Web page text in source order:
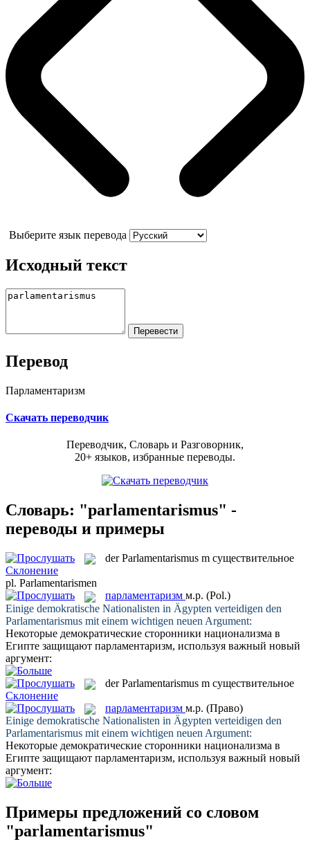
Выберите язык перевода
Исходный текст
Перевод
Парламентаризм
Скачать переводчик
Переводчик, Словарь и Разговорник,
20+ языков, избранные переводы.
Словарь: "parlamentarismus" -
переводы и примеры
derParlamentarismus m существительное
Склонение
pl. Parlamentarismen
парламентаризм м.р. (Pol.)
Einige demokratische Nationalisten in Ägypten verteidigen den
Parlamentarismus mit einem wichtigen neuen Argument:
Некоторые демократические сторонники национализма в
Египте защищают парламентаризм, используя важный новый
аргумент:
derParlamentarismus m существительное
Склонение
парламентаризм м.р. (Право)
Einige demokratische Nationalisten in Ägypten verteidigen den
Parlamentarismus mit einem wichtigen neuen Argument:
Некоторые демократические сторонники национализма в
Египте защищают парламентаризм, используя важный новый
аргумент:
Примеры предложений со словом
"parlamentarismus"